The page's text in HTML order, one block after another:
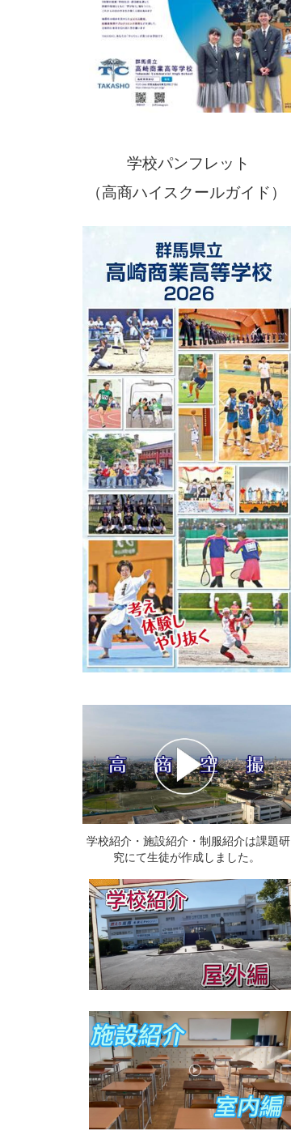
学校パンフレット
（高商ハイスクールガイド）
学校紹介・施設紹介・制服紹介は課題研
究にて生徒が作成しました。